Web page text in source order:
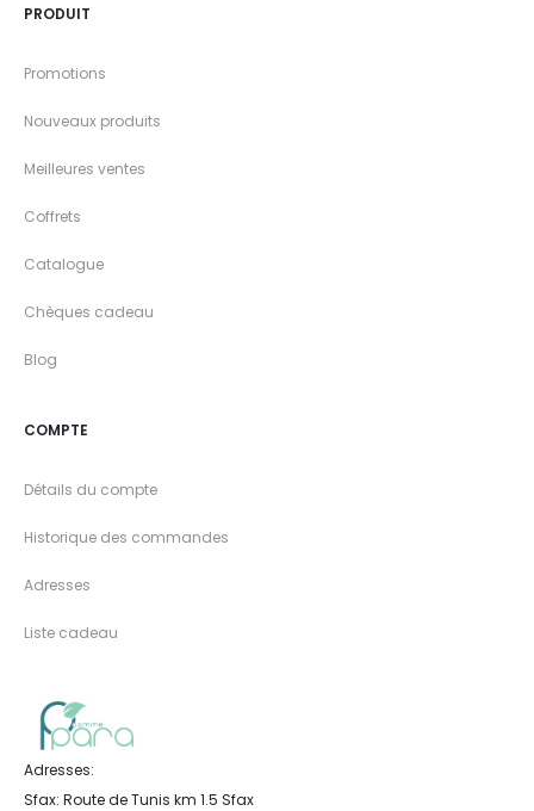
PRODUIT
Promotions
Nouveaux produits
Meilleures ventes
Coffrets
Catalogue
Chèques cadeau
Blog
COMPTE
Détails du compte
Historique des commandes
Adresses
Liste cadeau
Adresses:
Sfax: Route de Tunis km 1.5 Sfax